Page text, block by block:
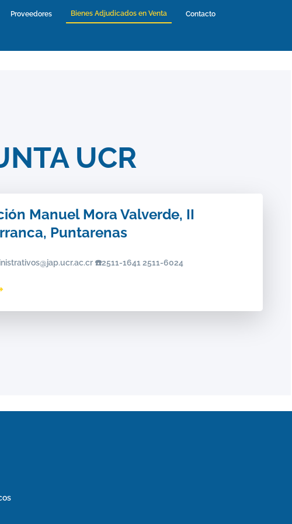
Proveedores(current)Bienes Adjudicados en Venta(current)Contacto(current)
UCR
Manuel Mora Valverde, II
Puntarenas
☎️2511-1641 2511-6024